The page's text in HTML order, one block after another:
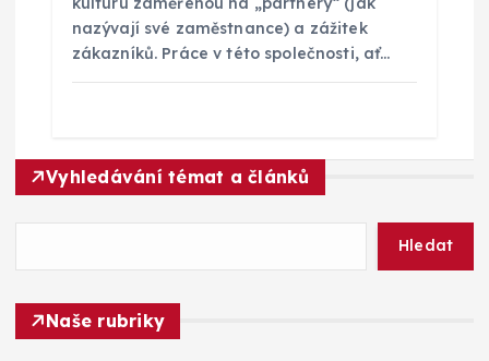
nazývají své zaměstnance) a zážitek
zákazníků. Práce v této společnosti, ať…
Vyhledávání témat a článků
Hledat
Naše rubriky